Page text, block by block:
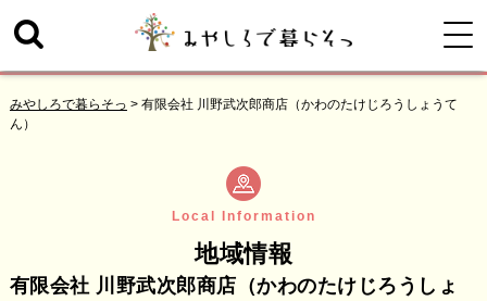
みやしろで暮らそっ > 有限会社 川野武次郎商店（かわのたけじろうしょうて
ん）
Local Information
地域情報
有限会社 川野武次郎商店（かわのたけじろうしょ